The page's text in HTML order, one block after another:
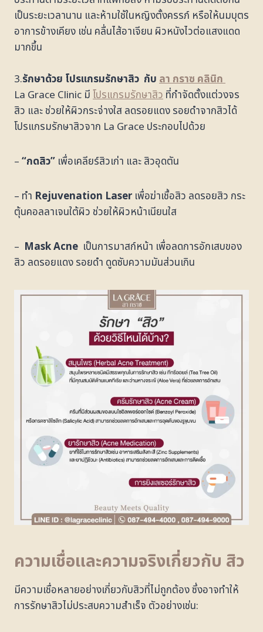
เป็นระยะเวลานาน และห้ามใช้ในหญิงตั้งครรภ์ หรือให้นมบุตร
อาการข้างเคียง เช่น คลื่นไส้อาเจียน ผิวหนังไวต่อแสงแดด
มากขึ้น
3.รักษาด้วย โปรแกรมรักษาสิว กับลา กราซ คลินิก
La Grace Clinic มีโปรแกรมรักษาสิวที่กำจัดตั้งแต่วงจร
สิว และ ช่วยให้ผิวกระจ่างใส ลดรอยแดง รอยดำจากสิวได้
โปรแกรมรักษาสิวจาก La Grace ประกอบไปด้วย
–“กดสิว” เพื่อเคลียร์สิวเก่า และ สิวอุดตัน
– ทำ Rejuvenation Laser เพื่อฆ่าเชื้อสิว ลดรอยสิว กระ
ตุ้นคอลลาเจนใต้ผิว ช่วยให้ผิวหน้าเนียนใส
– Mask Acne เป็นการมาสก์หน้า เพื่อลดการอักเสบของ
สิว ลดรอยแดง รอยดำ ดูดซับความมันส่วนเกิน
ความเชื่อและความจริงเกี่ยวกับ สิว
มีความเชื่อหลายอย่างเกี่ยวกับสิวที่ไม่ถูกต้อง ซึ่งอาจทำให้
การรักษาสิวไม่ประสบความสำเร็จ ตัวอย่างเช่น: